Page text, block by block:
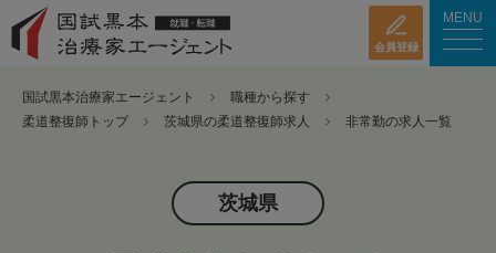
会員登録
MENU
国試黒本治療家エージェント
職種から探す
柔道整復師トップ
茨城県の柔道整復師求人 非常勤の求人一覧
茨城県